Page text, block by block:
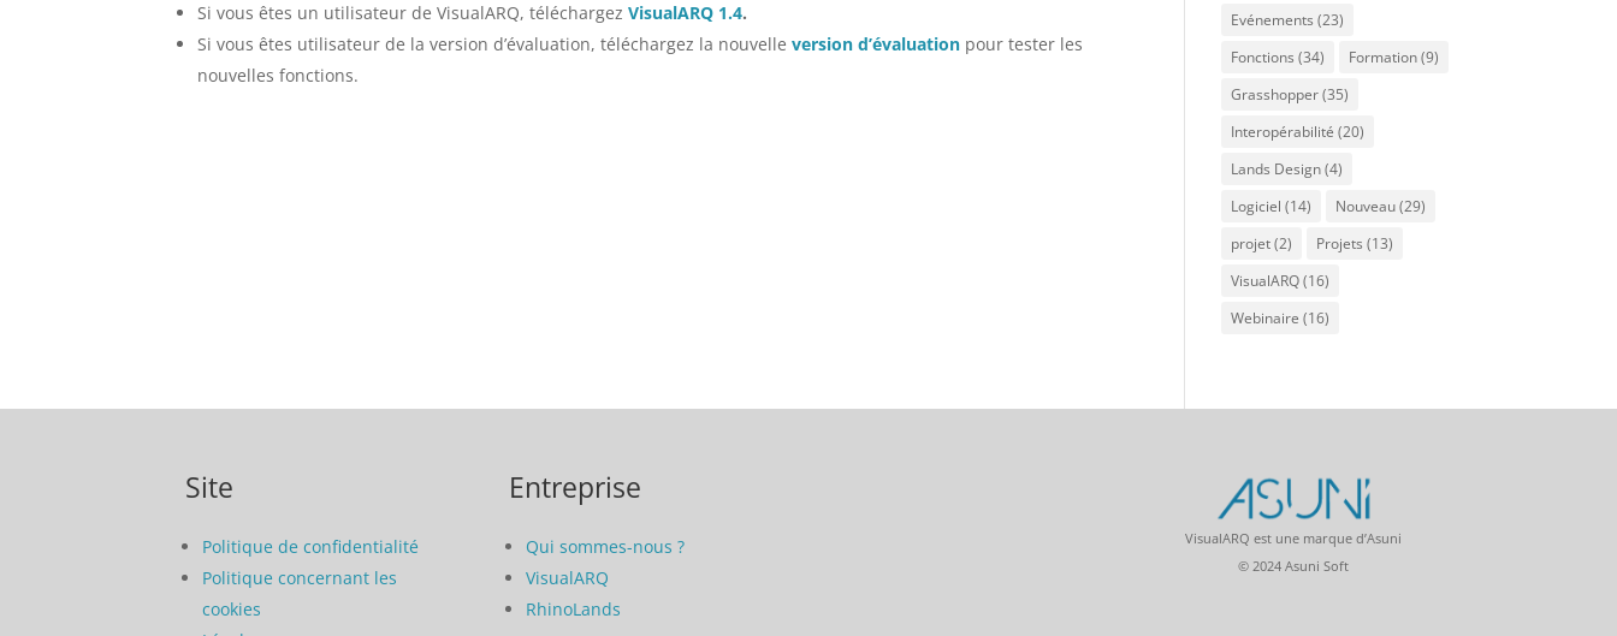
Si vous êtes un utilisateur de VisualARQ, téléchargezVisualARQ 1.4.
Si vous êtes utilisateur de la version d’évaluation, téléchargez la nouvelleversion d’évaluation pour tester les
nouvelles fonctions.
Evénements (23)
Fonctions (34) Formation(9)
Grasshopper(35)
Interopérabilité (20)
Lands Design(4)
Logiciel (14) Nouveau(29)
projet(2) Projets (13)
VisualARQ(16)
Webinaire (16)
Site
Politique de confidentialité
Politique concernant les
cookies
Entreprise
Qui sommes-nous ?
VisualARQ
RhinoLands
VisualARQ est une marque d’Asuni
© 2024 Asuni Soft